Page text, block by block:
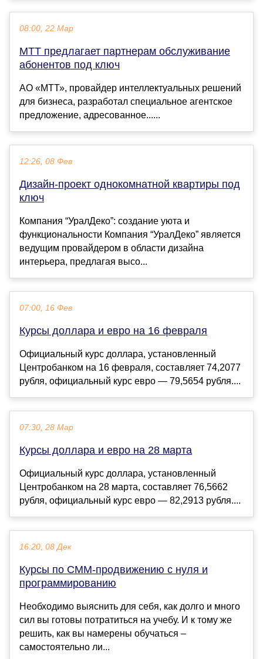
08:00, 22 Мар
МТТ предлагает партнерам обслуживание
абонентов под ключ
АО «МТТ», провайдер интеллектуальных решений
для бизнеса, разработал специальное агентское
предложение, адресованное......
12:26, 08 Фев
Дизайн-проект однокомнатной квартиры под
ключ
Компания “УралДеко”: создание уюта и
функциональности Компания “УралДеко” является
ведущим провайдером в области дизайна
интерьера, предлагая высо...
07:00, 16 Фев
Курсы доллара и евро на 16 февраля
Официальный курс доллара, установленный
Центробанком на 16 февраля, составляет 74,2077
рубля, официальный курс евро — 79,5654 рубля....
07:30, 28 Мар
Курсы доллара и евро на 28 марта
Официальный курс доллара, установленный
Центробанком на 28 марта, составляет 76,5662
рубля, официальный курс евро — 82,2913 рубля....
16:20, 08 Дек
Курсы по СММ-продвижению с нуля и
программированию
Необходимо выяснить для себя, как долго и много
сил вы готовы потратиться на учебу. И к тому же
решить, как вы намерены обучаться –
самостоятельно ли...